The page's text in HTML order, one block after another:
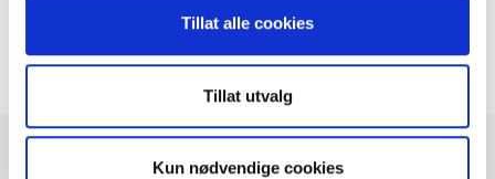
Tillat alle cookies
Tillat utvalg
Kun nødvendige cookies